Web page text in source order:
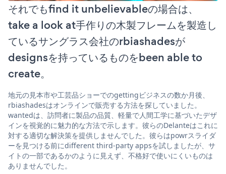
それでもfind it unbelievableの場合は、
take a look at手作りの木製フレームを製造し
ているサングラス会社のrbiashadesが
designsを持っているものをbeen able to
create。
地元の見本市や工芸品ショーでのgettingビジネスの数か月後、
rbiashadesはオンラインで販売する方法を探していました。
wantedは、訪問者に製品の品質、軽量で人間工学に基づいたデザ
インを視覚的に魅力的な方法で示します。彼らのDelanteはこれに
対する適切な解決策を提供しませんでした。彼らはpowrスライダ
ーを見つける前にdifferent third-party appsを試しましたが、サ
イトの一部であるかのように見えず、不格好で使いにくいものは
ありませんでした。